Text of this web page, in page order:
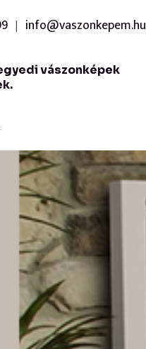
info@vaszonkepem.hu
vászonképek